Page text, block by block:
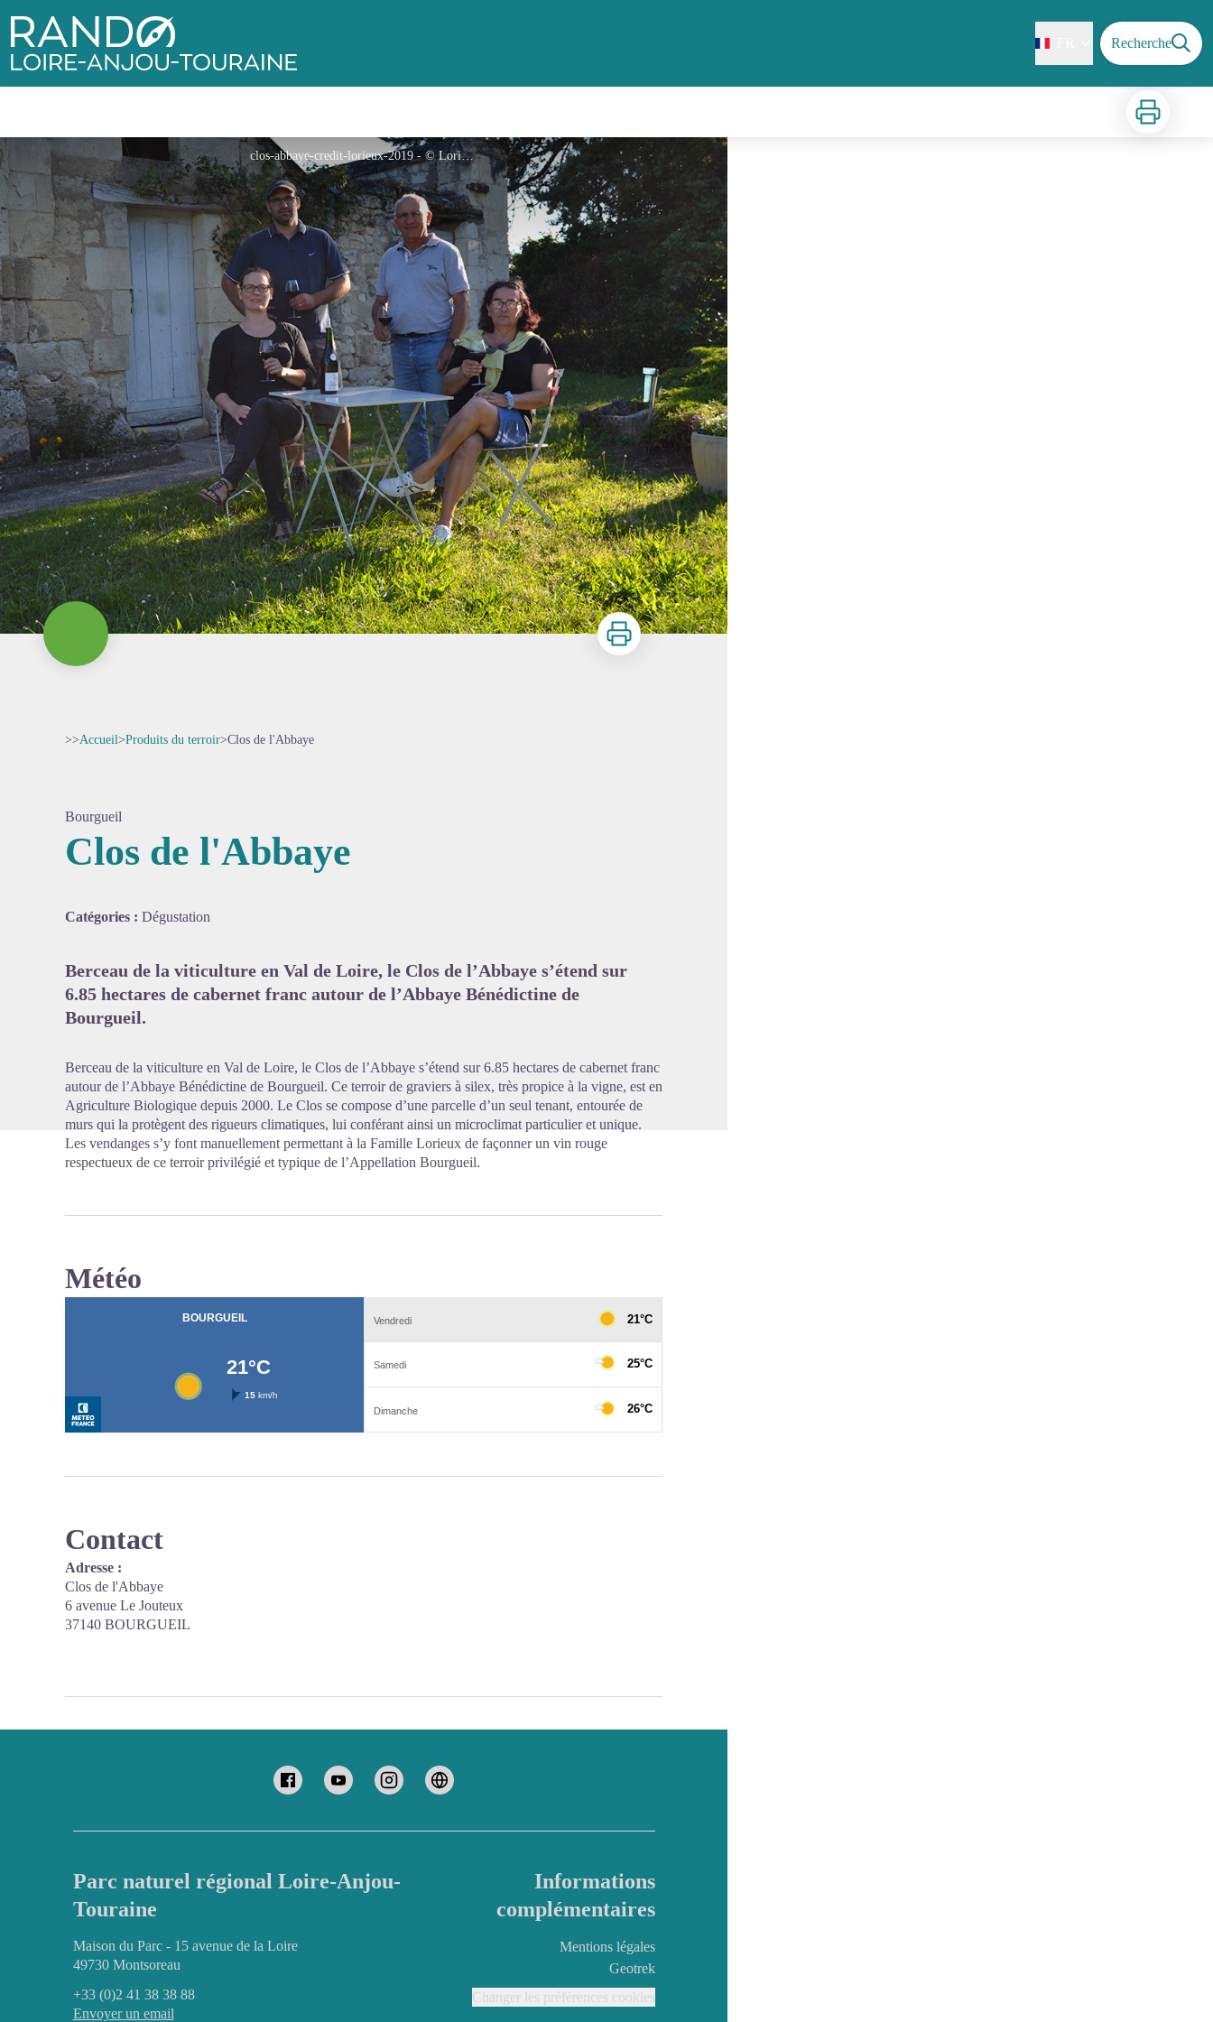
Rando Loire-Anjou-Touraine Recherche
Imprimer
clos-abbaye-credit-lorieux-2019 - © Lorieux
Imprimer
>>Accueil>Produits du terroir>Clos de l'Abbaye
Bourgueil
Clos de l'Abbaye
Catégories : Dégustation
Berceau de la viticulture en Val de Loire, le Clos de l’Abbaye s’étend sur
6.85 hectares de cabernet franc autour de l’Abbaye Bénédictine de
Bourgueil.
Berceau de la viticulture en Val de Loire, le Clos de l’Abbaye s’étend sur 6.85 hectares de cabernet franc
autour de l’Abbaye Bénédictine de Bourgueil. Ce terroir de graviers à silex, très propice à la vigne, est en
Agriculture Biologique depuis 2000. Le Clos se compose d’une parcelle d’un seul tenant, entourée de
murs qui la protègent des rigueurs climatiques, lui conférant ainsi un microclimat particulier et unique.
Les vendanges s’y font manuellement permettant à la Famille Lorieux de façonner un vin rouge
respectueux de ce terroir privilégié et typique de l’Appellation Bourgueil.
Météo
Contact
Adresse :
Clos de l'Abbaye
6 avenue Le Jouteux
37140 BOURGUEIL
Parc naturel régional Loire-Anjou-
Touraine
Maison du Parc - 15 avenue de la Loire
49730 Montsoreau
+33 (0)2 41 38 38 88
Envoyer un email
Informations
complémentaires
Mentions légales
Geotrek
Changer les préférences cookies